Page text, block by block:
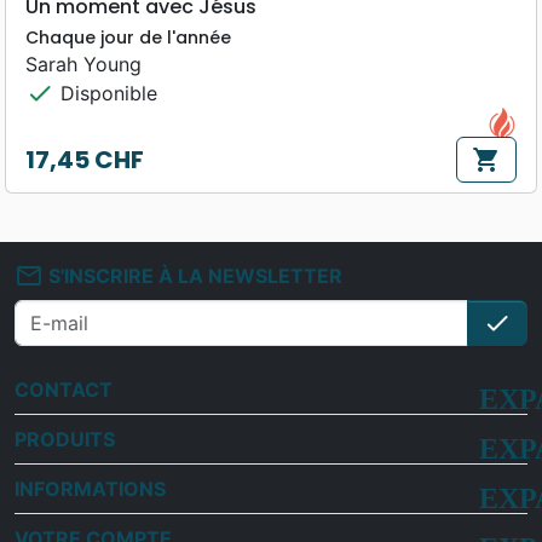
Un moment avec Jésus
Chaque jour de l'année
Sarah Young
check Disponible
Prix
17,45 CHF shopping_cart
mail_outline S'INSCRIRE À LA NEWSLETTER
check
CONTACT
PRODUITS
INFORMATIONS